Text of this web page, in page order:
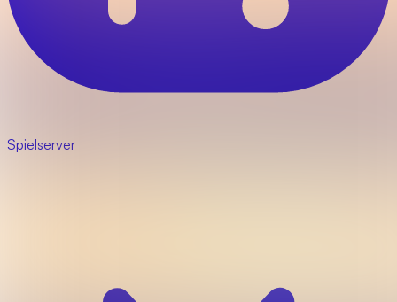
Spielserver